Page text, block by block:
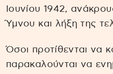
Ιουνίου 1942,
Ύμνου και λήξη της
Όσοι προτίθενται να
παρακαλούνται να